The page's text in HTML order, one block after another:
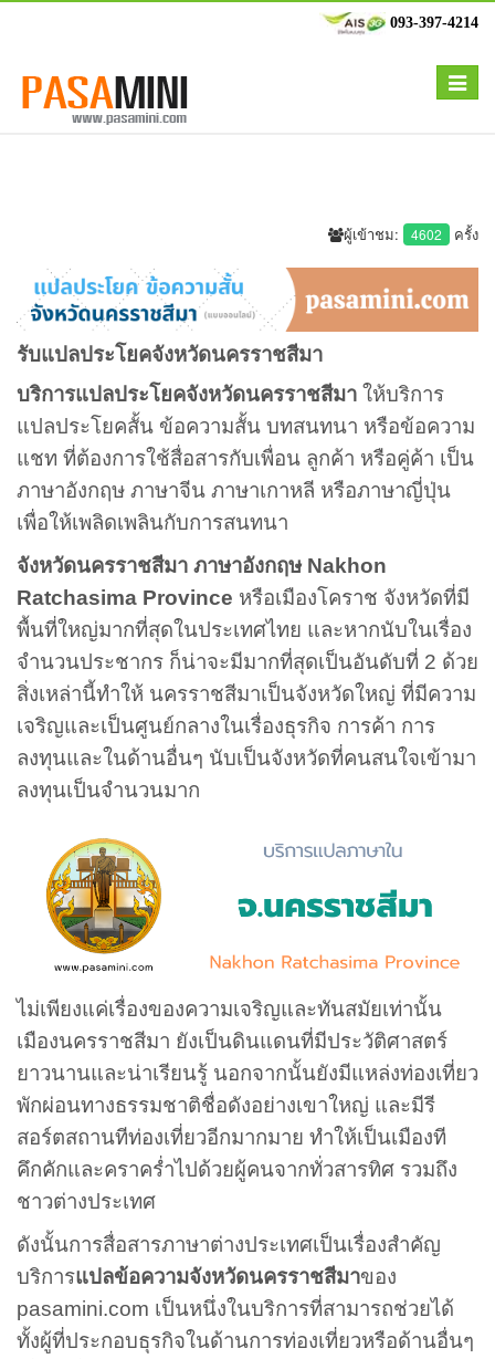
093-397-4214
Toggle
ผู้เข้าชม: 4602 ครั้ง
รับแปลประโยคจังหวัดนครราชสีมา
บริการแปลประโยคจังหวัดนครราชสีมา ให้บริการ
แปลประโยคสั้น ข้อความสั้น บทสนทนา หรือข้อความ
แชท ที่ต้องการใช้สื่อสารกับเพื่อน ลูกค้า หรือคู่ค้า เป็น
ภาษาอังกฤษ ภาษาจีน ภาษาเกาหลี หรือภาษาญี่ปุ่น
เพื่อให้เพลิดเพลินกับการสนทนา
จังหวัดนครราชสีมา ภาษาอังกฤษ Nakhon
Ratchasima Province หรือเมืองโคราช จังหวัดที่มี
พื้นที่ใหญ่มากที่สุดในประเทศไทย และหากนับในเรื่อง
จำนวนประชากร ก็น่าจะมีมากที่สุดเป็นอันดับที่ 2 ด้วย
สิ่งเหล่านี้ทำให้ นครราชสีมาเป็นจังหวัดใหญ่ ที่มีความ
เจริญและเป็นศูนย์กลางในเรื่องธุรกิจ การค้า การ
ลงทุนและในด้านอื่นๆ นับเป็นจังหวัดที่คนสนใจเข้ามา
ลงทุนเป็นจำนวนมาก
ไม่เพียงแค่เรื่องของความเจริญและทันสมัยเท่านั้น
เมืองนครราชสีมา ยังเป็นดินแดนที่มีประวัติศาสตร์
ยาวนานและน่าเรียนรู้ นอกจากนั้นยังมีแหล่งท่องเที่ยว
พักผ่อนทางธรรมชาติชื่อดังอย่างเขาใหญ่ และมีรี
สอร์ตสถานทีท่องเที่ยวอีกมากมาย ทำให้เป็นเมืองที
คึกคักและคราคร่ำไปด้วยผู้คนจากทั่วสารทิศ รวมถึง
ชาวต่างประเทศ
ดังนั้นการสื่อสารภาษาต่างประเทศเป็นเรื่องสำคัญ
บริการแปลข้อความจังหวัดนครราชสีมาของ
pasamini.com เป็นหนึ่งในบริการที่สามารถช่วยได้
ทั้งผู้ที่ประกอบธุรกิจในด้านการท่องเที่ยวหรือด้านอื่นๆ